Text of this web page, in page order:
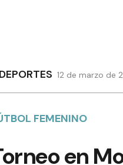
DEPORTES 12 de marzo de
FEMENINO
en